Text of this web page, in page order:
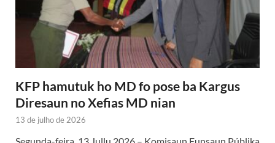
KFP hamutuk ho MD fo pose ba Kargus
Diresaun no Xefias MD nian
13 de julho de 2026